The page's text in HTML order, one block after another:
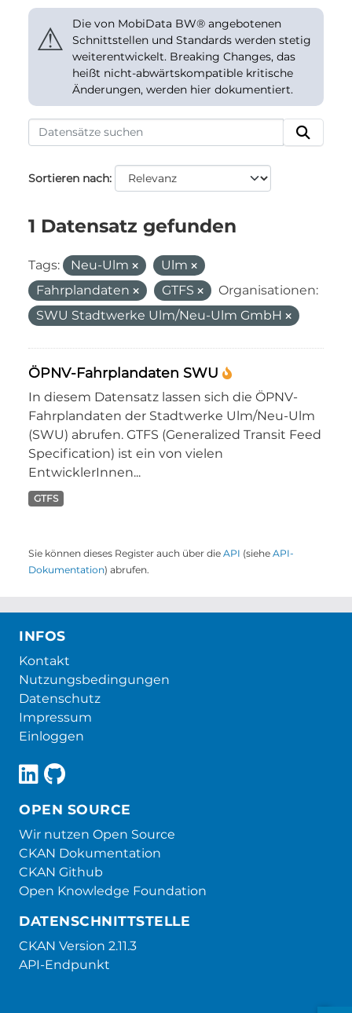
⚠
Die von MobiData BW® angebotenen
Schnittstellen und Standards werden stetig
weiterentwickelt. Breaking Changes, das
heißt nicht-abwärtskompatible kritische
Änderungen, werden hier dokumentiert.
Sortieren nach
1 Datensatz gefunden
Tags: Neu-Ulm
Ulm
Fahrplandaten
GTFS
Organisationen:
SWU Stadtwerke Ulm/Neu-Ulm GmbH
ÖPNV-Fahrplandaten SWU
In diesem Datensatz lassen sich die ÖPNV-
Fahrplandaten der Stadtwerke Ulm/Neu-Ulm
(SWU) abrufen. GTFS (Generalized Transit Feed
Specification) ist ein von vielen
EntwicklerInnen...
GTFS
Sie können dieses Register auch über die API (siehe API-
Dokumentation) abrufen.
INFOS
Kontakt
Nutzungsbedingungen
Datenschutz
Impressum
Einloggen
OPEN SOURCE
Wir nutzen Open Source
CKAN Dokumentation
CKAN Github
Open Knowledge Foundation
DATENSCHNITTSTELLE
CKAN Version 2.11.3
API-Endpunkt